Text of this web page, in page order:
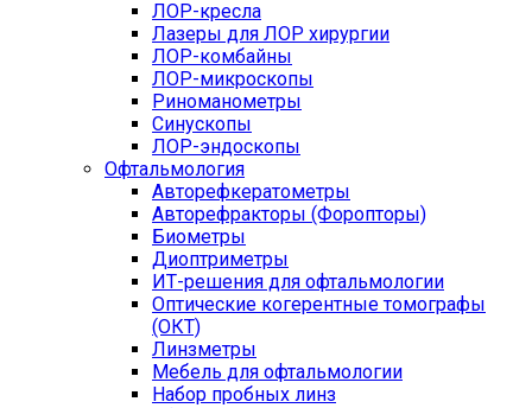
ЛОР-кресла
Лазеры для ЛОР хирургии
ЛОР-комбайны
ЛОР-микроскопы
Риноманометры
Синускопы
ЛОР-эндоскопы
Офтальмология
Авторефкератометры
Авторефракторы (Форопторы)
Биометры
Диоптриметры
ИТ-решения для офтальмологии
Оптические когерентные томографы
(ОКТ)
Линзметры
Мебель для офтальмологии
Набор пробных линз